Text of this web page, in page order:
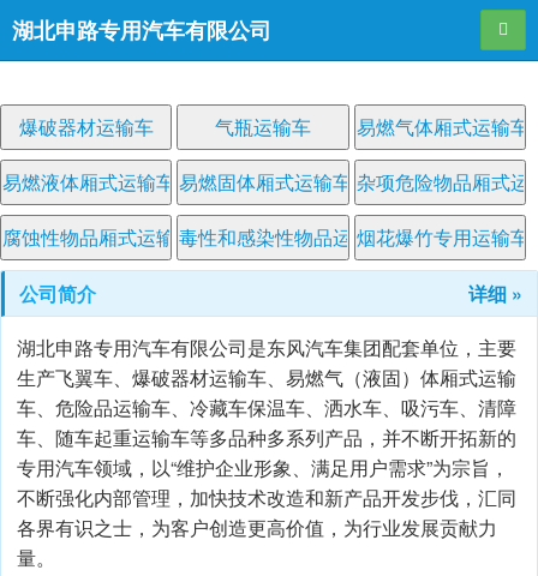
湖北申路专用汽车有限公司 导航
爆破器材运输车 气瓶运输车
易燃气体厢式运输车
易燃液体厢式运输车 易燃固体厢式运输车 杂项危险物品厢式运
腐蚀性物品厢式运输车毒性和感染性物品运输车烟花爆竹专用运输车
公司简介
详细 »
湖北申路专用汽车有限公司是东风汽车集团配套单位，主要
生产飞翼车、爆破器材运输车、易燃气（液固）体厢式运输
车、危险品运输车、冷藏车保温车、洒水车、吸污车、清障
车、随车起重运输车等多品种多系列产品，并不断开拓新的
专用汽车领域，以“维护企业形象、满足用户需求”为宗旨，
不断强化内部管理，加快技术改造和新产品开发步伐，汇同
各界有识之士，为客户创造更高价值，为行业发展贡献力
量。